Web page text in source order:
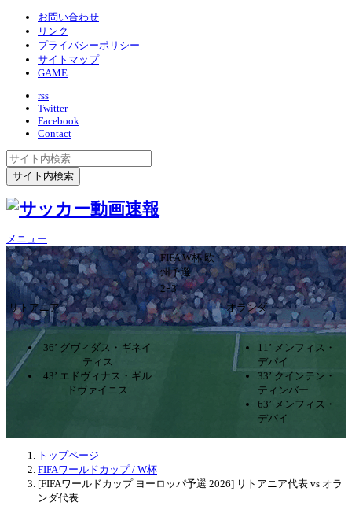
お問い合わせ
リンク
プライバシーポリシー
サイトマップ
GAME
rss
Twitter
Facebook
Contact
メニュー
FIFA W杯 欧
州予選
2ｰ3
リトアニア
オランダ
36’ グヴィダス・ギネイ
ティス
43’ エドヴィナス・ギル
ドヴァイニス
11’ メンフィス・
デパイ
33’ クインテン・
ティンバー
63’ メンフィス・
デパイ
トップページ
FIFAワールドカップ / W杯
[FIFAワールドカップ ヨーロッパ予選 2026] リトアニア代表 vs オラ
ンダ代表